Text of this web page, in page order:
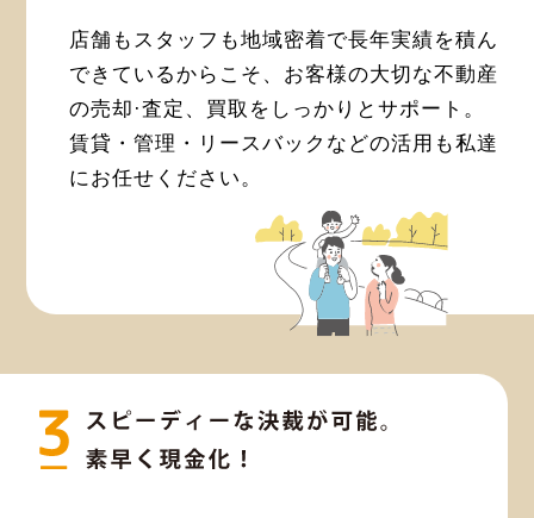
店舗もスタッフも地域密着で長年実績を積ん
できているからこそ、お客様の大切な不動産
の売却·査定、買取をしっかりとサポート。
賃貸・管理・リースバックなどの活用も私達
にお任せください。